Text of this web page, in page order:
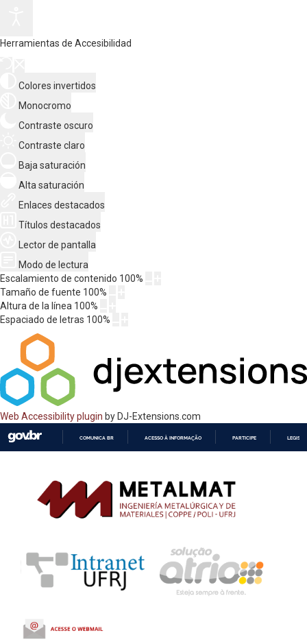
Herramientas de Accesibilidad
Colores invertidos
Monocromo
Contraste oscuro
Contraste claro
Baja saturación
Alta saturación
Enlaces destacados
Títulos destacados
Lector de pantalla
Modo de lectura
Escalamiento de contenido 100%
Tamaño de fuente 100%
Altura de la línea 100%
Espaciado de letras 100%
Web Accessibility plugin by DJ-Extensions.com
CONTEÚDO
COMUNICA BR ACESSO À INFORMAÇÃO PARTICIPE